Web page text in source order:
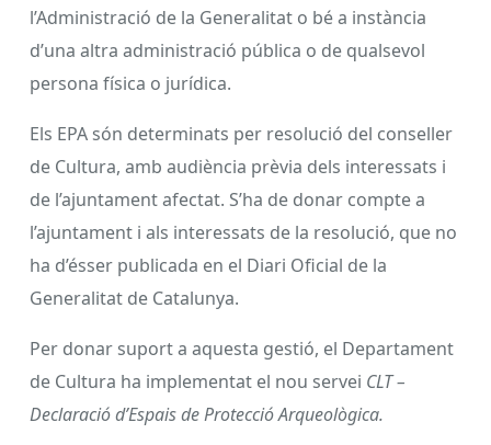
l’Administració de la Generalitat o bé a instància
d’una altra administració pública o de qualsevol
persona física o jurídica.
Els EPA són determinats per resolució del conseller
de Cultura, amb audiència prèvia dels interessats i
de l’ajuntament afectat. S’ha de donar compte a
l’ajuntament i als interessats de la resolució, que no
ha d’ésser publicada en el Diari Oficial de la
Generalitat de Catalunya.
Per donar suport a aquesta gestió, el Departament
de Cultura ha implementat el nou servei CLT –
Declaració d’Espais de Protecció Arqueològica.